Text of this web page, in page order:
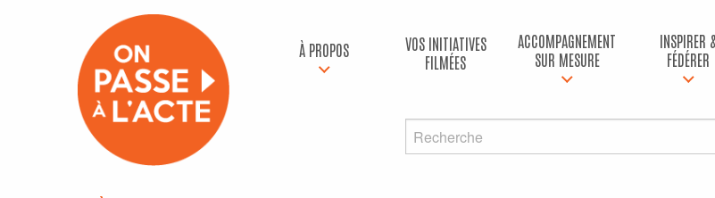
À PROPOS
VOS INITIATIVES
FILMÉES
ACCOMPAGNEMENT
SUR MESURE
INSPIRER
FÉDÉRER